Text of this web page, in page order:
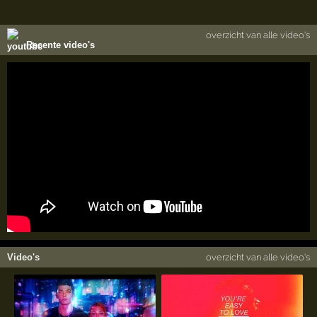
Recente video's
overzicht van alle video's
Video's overzicht van alle video's